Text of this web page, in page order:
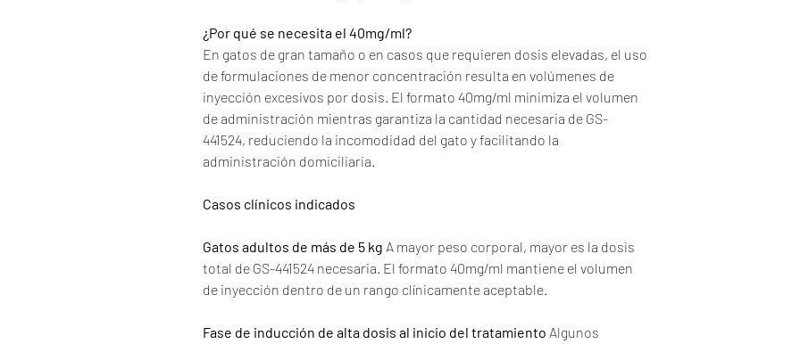
¿Por qué se necesita el 40mg/ml?
En gatos de gran tamaño o en casos que requieren dosis elevadas, el uso
de formulaciones de menor concentración resulta en volúmenes de
inyección excesivos por dosis. El formato 40mg/ml minimiza el volumen
de administración mientras garantiza la cantidad necesaria de GS-
441524, reduciendo la incomodidad del gato y facilitando la
administración domiciliaria.
Casos clínicos indicados
Gatos adultos de más de 5 kg A mayor peso corporal, mayor es la dosis
total de GS-441524 necesaria. El formato 40mg/ml mantiene el volumen
de inyección dentro de un rango clínicamente aceptable.
Fase de inducción de alta dosis al inicio del tratamiento Algunos